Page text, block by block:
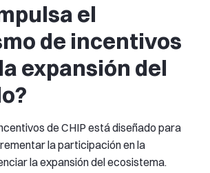
el
de incentivos
expansión del
de CHIP está diseñado para
la participación en la
la expansión del ecosistema.